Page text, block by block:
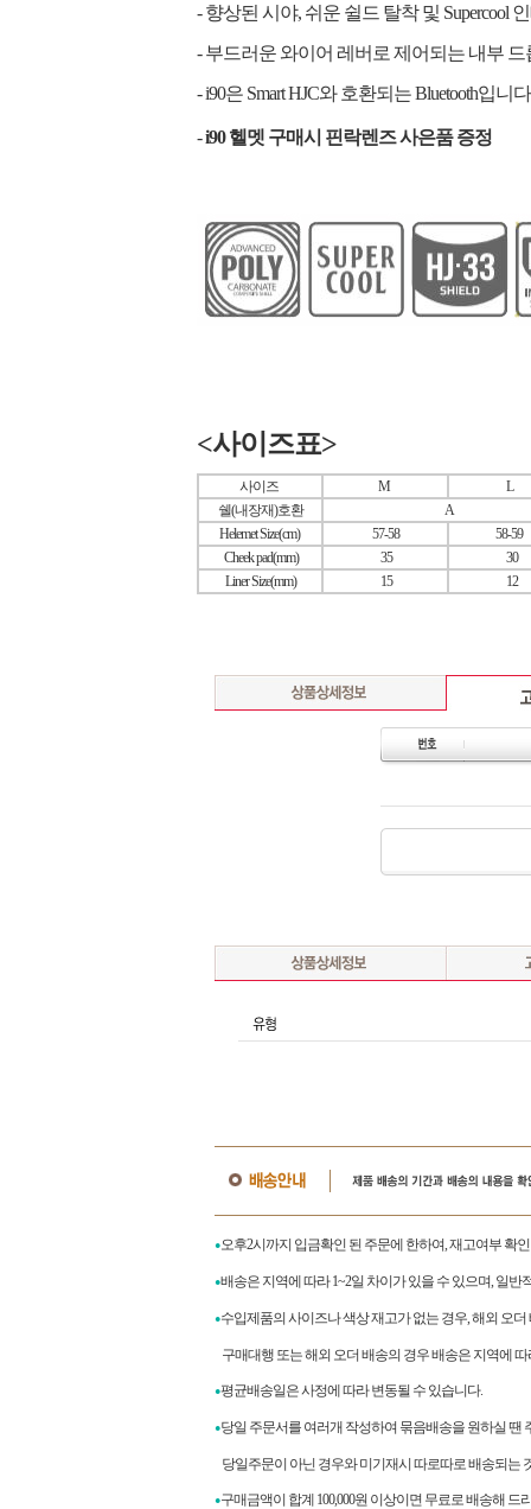
- 향상된 시야, 쉬운 쉴드 탈착 및 Supercool
- 부드러운 와이어 레버로 제어되는 내부 드
- i90은 Smart HJC와 호환되는 Bluetooth입니
-i90헬멧 구매시 핀락렌즈 사은품 증정
<사이즈표>
사이즈 M
L
쉘(내장재)호환
A
Helemet Size(cm)
57-58
58-59
Cheek pad(mm)
35
30
Liner Size(mm)
15 12
●오후2시까지 입금확인 된 주문에 한하여, 재고여부 확
●배송은 지역에 따라 1~2일 차이가 있을 수 있으며, 일
●수입제품의 사이즈나 색상 재고가 없는 경우, 해외 오
구매대행 또는 해외 오더 배송의 경우 배송은 지역에
●평균배송일은 사정에 따라 변동될 수 있습니다.
●당일 주문서를 여러개 작성하여 묶음배송을 원하실
당일주문이 아닌 경우와 미기재시 따로따로 배송되는
●구매금액이 합계 100,000원 이상이면 무료로 배송해 드